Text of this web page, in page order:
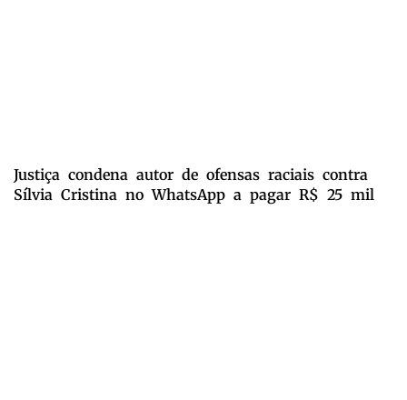
Justiça condena autor de ofensas raciais contra
Sílvia Cristina no WhatsApp a pagar R$ 25 mil